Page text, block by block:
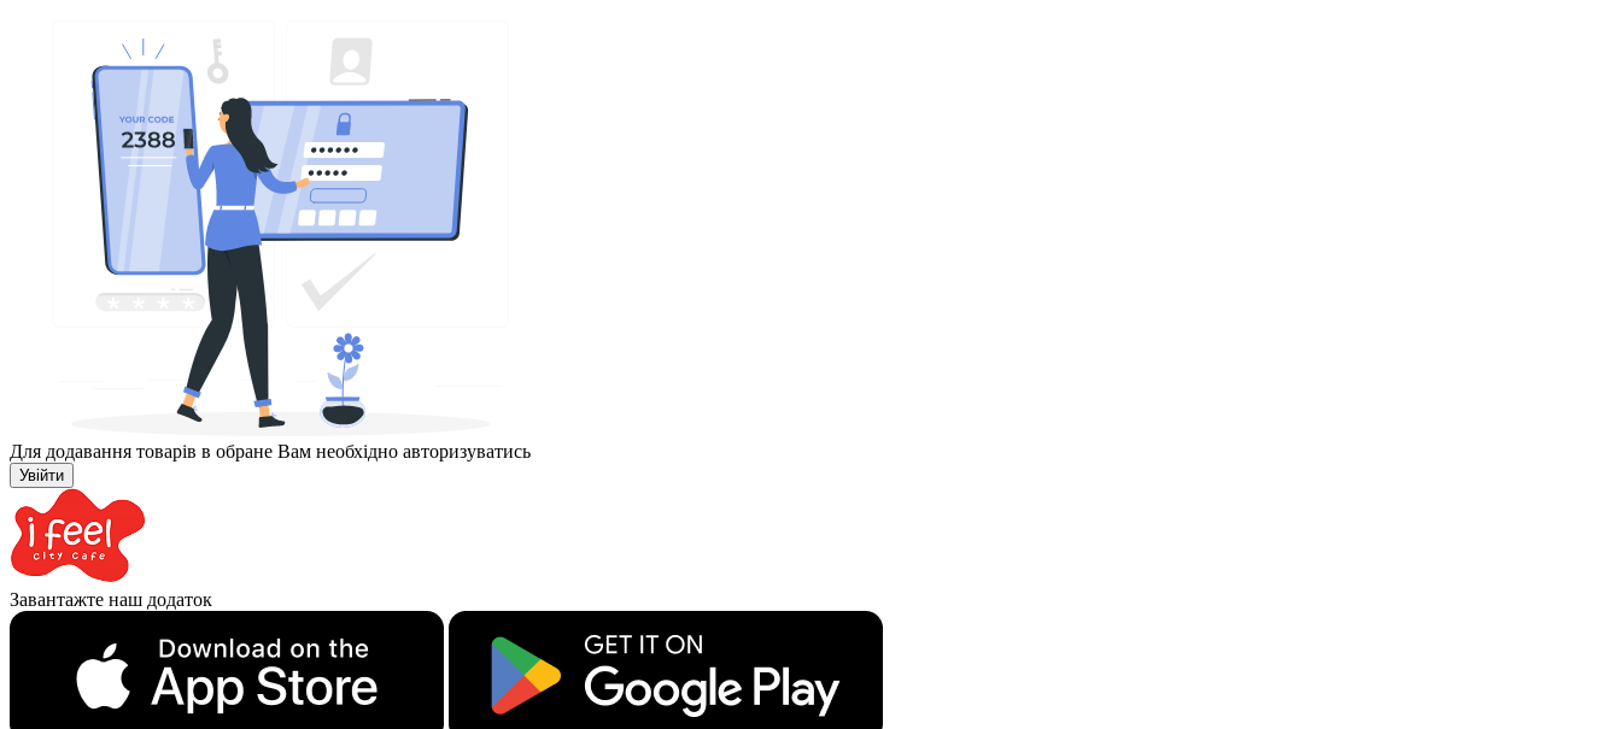
Для додавання товарів в обране Вам необхідно авторизуватись
Увійти
Завантажте наш додаток